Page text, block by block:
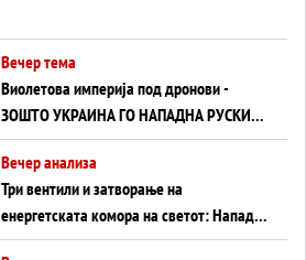
Вечер тема
Виолетова империја под дронови -
ЗОШТО УКРАИНА ГО НАПАДНА РУСКИОТ
WILDBERRIES
Вечер анализа
Три вентили и затворање на
енергетската комора на светот: Нападот
во Суец најавува глобален енергетски